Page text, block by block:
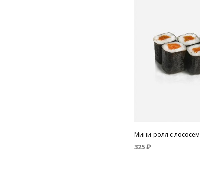
Мини-ролл с лососем
325₽